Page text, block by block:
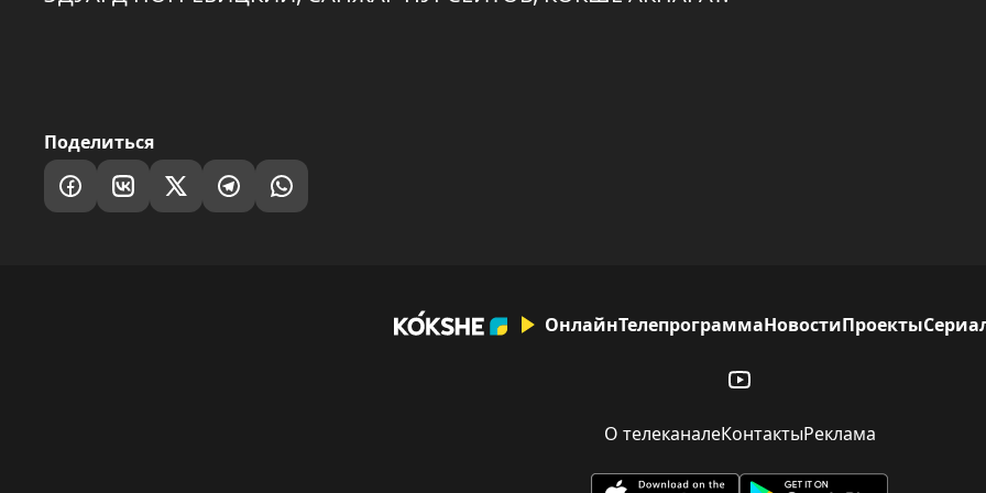
Поделиться
ОнлайнТелепрограммаНовостиПроекты
О телеканалеКонтактыРеклама